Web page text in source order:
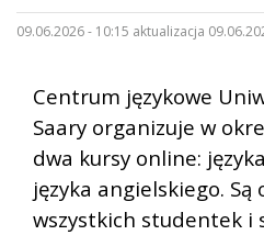
09.06.2026 - 10:15 aktualizacja
Centrum językowe
Saary organizuje w
dwa kursy online:
języka angielskiego.
wszystkich studentek i